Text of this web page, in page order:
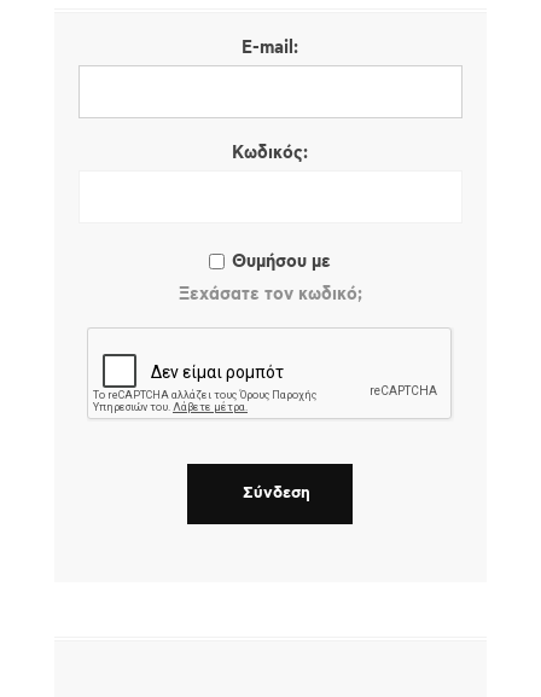
E-mail:
Κωδικός:
Θυμήσου με
Ξεχάσατε τον κωδικό;